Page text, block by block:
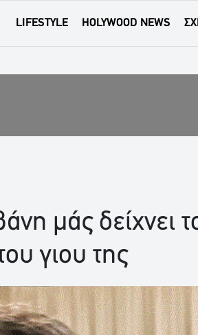
LIFESTYLE HOLYWOOD NEWS
μάς δείχνει
γιου της